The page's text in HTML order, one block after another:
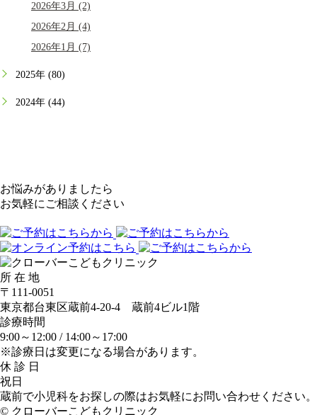
2026年3月 (2)
2026年2月 (4)
2026年1月 (7)
2025年 (80)
2024年 (44)
お悩みがありましたら
お気軽にご相談ください
所 在 地
〒111-0051
東京都台東区蔵前4-20-4 蔵前4ビル1階
診療時間
9:00～12:00 / 14:00～17:00
※診療日は変更になる場合があります。
休 診 日
祝日
蔵前で小児科をお探しの際はお気軽にお問い合わせください。
© クローバーこどもクリニック